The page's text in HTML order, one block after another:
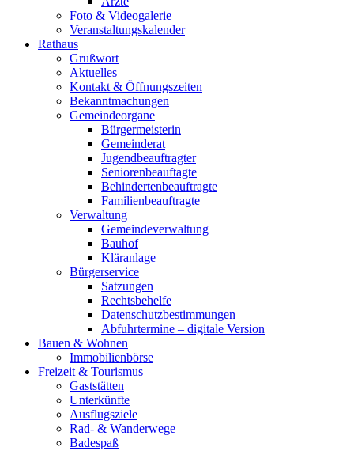
Foto & Videogalerie
Veranstaltungskalender
Rathaus
Grußwort
Aktuelles
Kontakt & Öffnungszeiten
Bekanntmachungen
Gemeindeorgane
Bürgermeisterin
Gemeinderat
Jugendbeauftragter
Seniorenbeauftagte
Behindertenbeauftragte
Familienbeauftragte
Verwaltung
Gemeindeverwaltung
Bauhof
Kläranlage
Bürgerservice
Satzungen
Rechtsbehelfe
Datenschutzbestimmungen
Abfuhrtermine – digitale Version
Bauen & Wohnen
Immobilienbörse
Freizeit & Tourismus
Gaststätten
Unterkünfte
Ausflugsziele
Rad- & Wanderwege
Badespaß